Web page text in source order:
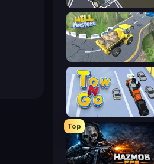
Perfect Drive
Hill Masters
Tow N Go
Top